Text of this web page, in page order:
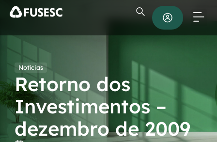
Notícias
Retorno dos
Investimentos –
dezembro de 2009